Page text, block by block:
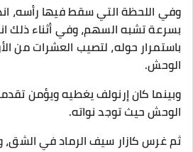
وفي اللحظة التي سقط فيها رأسه،
بسرعة تشبه السهم، وفي أثناء ذلك
باستمرار حوله، لتصيب العشرات من
الوحش.
وبينما كان إرنولف يغطيه ويؤمن
الوحش حيث توجد نواته.
ثم غرس كازار سيف الرماد في الشق،